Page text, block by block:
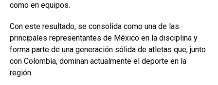
como en equipos.
Con este resultado, se consolida como una de las
principales representantes de México en la disciplina y
forma parte de una generación sólida de atletas que, junto
con Colombia, dominan actualmente el deporte en la
región.